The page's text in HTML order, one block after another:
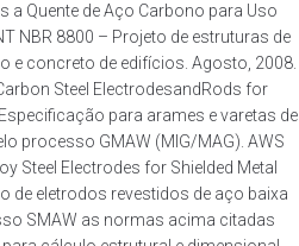
a Quente de Aço Carbono para Uso
NBR 8800 – Projeto de estruturas de
e concreto de edifícios. Agosto, 2008.
Steel ElectrodesandRods for
para arames e varetas de
processo GMAW (MIG/MAG). AWS
Steel Electrodes for Shielded Metal
de eletrodos revestidos de aço baixa
SMAW as normas acima citadas